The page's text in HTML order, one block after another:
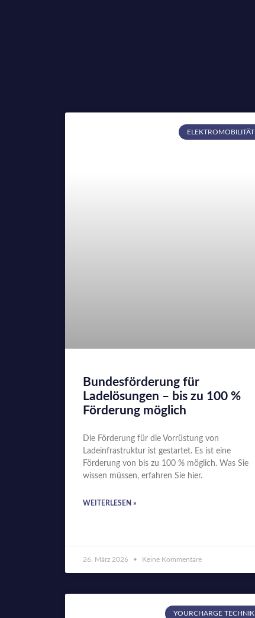
ELEKTROMOBILITÄT
Bundesförderung für
Ladelösungen – bis zu 100 %
Förderung möglich
Die Förderung für die Vorrüstung von
Ladeinfrastruktur ist gestartet. Es ist eine
Förderung von bis zu 100 % möglich. Was Sie
wissen müssen, erfahren Sie hier.
WEITERLESEN »
26. März 2026 Keine Kommentare
YOURCHARGE TECHNIK